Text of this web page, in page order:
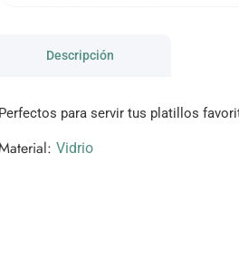
Descripción
Perfectos para servir tus platillos
Vidrio